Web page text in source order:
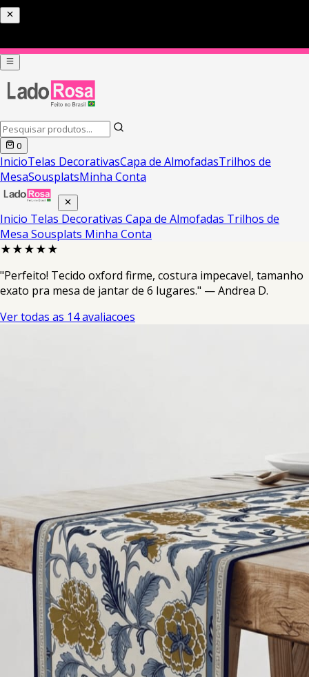
0
InicioTelas DecorativasCapa de AlmofadasTrilhos de
MesaSousplatsMinha Conta
Inicio Telas Decorativas Capa de Almofadas Trilhos de
Mesa Sousplats Minha Conta
★★★★★
"Perfeito! Tecido oxford firme, costura impecavel, tamanho
exato pra mesa de jantar de 6 lugares." — Andrea D.
Ver todas as 14 avaliacoes